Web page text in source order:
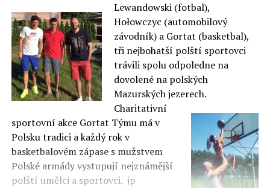
Lewandowski (fotbal),
Hołowczyc (automobilový
závodník) a Gortat (basketbal),
tři nejbohatší polští sportovci
trávili spolu odpoledne na
dovolené na polských
Mazurských jezerech.
Charitativní
sportovní akce Gortat Týmu má v
Polsku tradici a každý rok v
basketbalovém zápase s mužstvem
Polské armády vystupují nejznámější
polští umělci a sportovci. jp